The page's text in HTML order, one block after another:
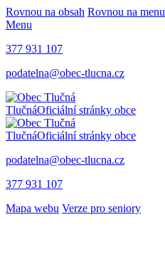
Rovnou na obsah Rovnou na menu
Menu
377 931 107
podatelna@obec-tlucna.cz
TlučnáOficiální stránky obce
TlučnáOficiální stránky obce
podatelna@obec-tlucna.cz
377 931 107
Mapa webu Verze pro seniory